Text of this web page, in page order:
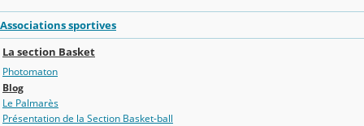
Associations sportives
La section Basket
Photomaton
Blog
Le Palmarès
Présentation de la Section Basket-ball